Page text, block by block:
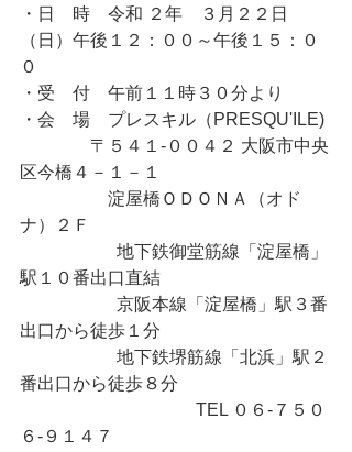
・日　時	令和 ２年　３月２２日
（日）午後１２：００～午後１５：０
０
・受　付	午前１１時３０分より
・会　場	プレスキル（PRESQU'ILE)
区今橋４－１－１
ナ）２Ｆ
駅１０番出口直結
出口から徒歩１分
番出口から徒歩８分
TEL ０６-７５０
６-９１４７